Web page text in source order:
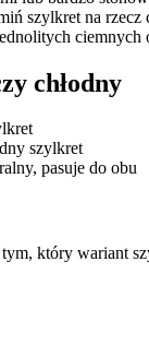
szylkret na
chłodny
szylkret
pasuje do obu
który wariant